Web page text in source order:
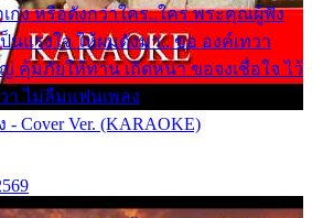
เก่ง หรือดังกว่าใคร..ใคร พระคุณผู้ฟัง
นแรงใจ ให้ผมดังมา.. ขอ องค์เทวา
คุ้มภัยให้ท่าน เถิดหนา ขอจงเชื่อใจ ไว้
า ไม่ลืมแฟนเพลง
Cover Ver. (KARAOKE)